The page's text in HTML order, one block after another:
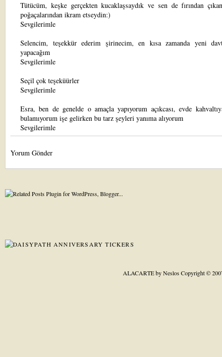
Tütücüm, keşke gerçekten kucaklaşsaydık ve sen de fırından
poğaçalarından ikram etseydin:)
Sevgilerimle
Selencim, teşekkür ederim şirinecim, en kısa zamanda yeni
yapacağım
Sevgilerimle
Seçil çok teşeküürler
Sevgilerimle
Esra, ben de genelde o amaçla yapıyorum açıkcası, evde
bulamıyorum işe gelirken bu tarz şeyleri yanıma alıyorum
Sevgilerimle
Yorum Gönder
ALACARTE by NeslosCopyright ©